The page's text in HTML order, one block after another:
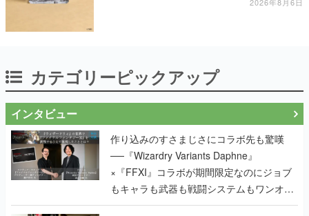
カテゴリーピックアップ
インタビュー
作り込みのすさまじさにコラボ先も驚嘆
──『Wizardry Variants Daphne』
×『FFXI』コラボが期間限定なのにジョブ
もキャラも武器も戦闘システムもワンオフ
で作り込まれた理由を両ディレクターに聞